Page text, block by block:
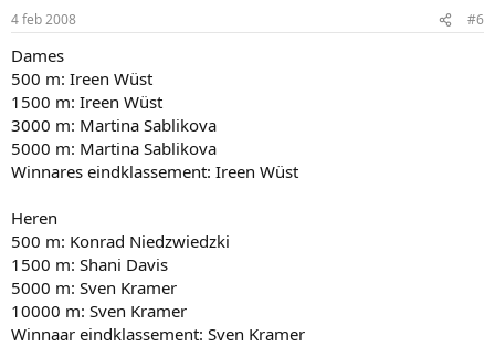
4 feb 2008 #6
Dames
500 m: Ireen Wüst
1500 m: Ireen Wüst
3000 m: Martina Sablikova
5000 m: Martina Sablikova
Winnares eindklassement: Ireen Wüst
Heren
500 m: Konrad Niedzwiedzki
1500 m: Shani Davis
5000 m: Sven Kramer
10000 m: Sven Kramer
Winnaar eindklassement: Sven Kramer